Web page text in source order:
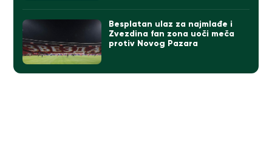
Besplatan ulaz za najmlađe i
Zvezdina fan zona uoči meča
protiv Novog Pazara